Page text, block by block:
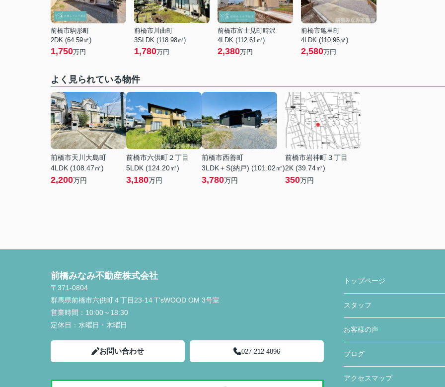
前橋市駒形町
2DK (64.59㎡)
1,750万円
前橋市川曲町
3SLDK (118.98㎡)
1,780万円
前橋市富士見町時沢
4LDK (112.61㎡)
2,380万円
前橋市亀里町
4LDK (110.96㎡)
2,580万円
よく見られている物件
前橋市天川大島町
4LDK (108.47㎡)
2,200万円
前橋市六供町２丁目
5LDK (124.20㎡)
3,180万円
前橋市西善町
3LDK＋S(納戸) (101.02㎡)
3,780万円
前橋市岩神町３丁目
2K (39.74㎡)
350万円
前橋みなみ不動産株式会社
〒371-0804
群馬県前橋市六供町４丁目23‐14 T'sWOOD OM 3号室
営業時間： 10:00～18:30
定休日： 水曜日・木曜日
お問い合わせ 027-212-4896
トップページ
スタッフ
お客様の声
ブログ
アクセスマップ